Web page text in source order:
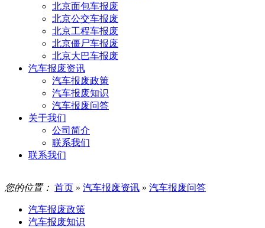
北京面包车报废
北京公交车报废
北京工程车报废
北京僵尸车报废
北京大巴车报废
汽车报废资讯
汽车报废政策
汽车报废知识
汽车报废问答
关于我们
公司简介
联系我们
联系我们
您的位置： 首页 » 汽车报废资讯 » 汽车报废问答
汽车报废政策
汽车报废知识